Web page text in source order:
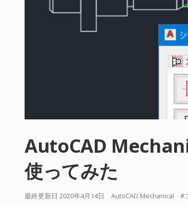
AutoCAD
使ってみた
最終更新日 2020年4月14日 AutoCAD Mechanical